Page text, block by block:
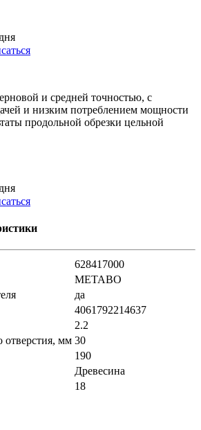
и средней точностью, с
и низким потреблением мощности
продольной обрезки цельной
628417000
METABO
да
4061792214637
2.2
отверстия, мм 30
190
Древесина
18